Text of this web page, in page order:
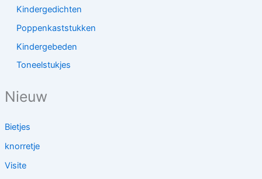
Kindergedichten
Poppenkaststukken
Kindergebeden
Toneelstukjes
Nieuw
Bietjes
knorretje
Visite